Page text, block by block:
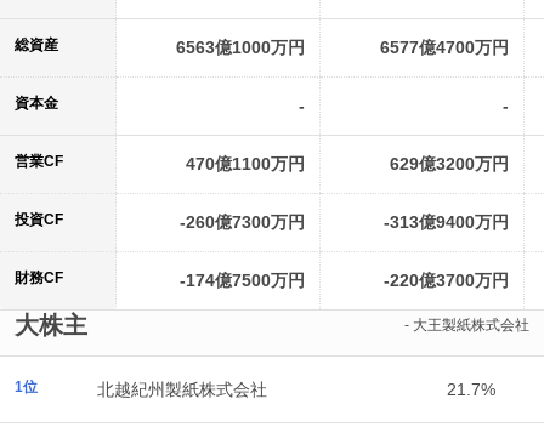
6563億1000万円 6577億4700万円
- -
470億1100万円 629億3200万円
-260億7300万円 -313億9400万円
-174億7500万円 -220億3700万円
総資産
資本金
営業CF
投資CF
財務CF
大株主 - 大王製紙株式会社
1位 北越紀州製紙株式会社 21.7%